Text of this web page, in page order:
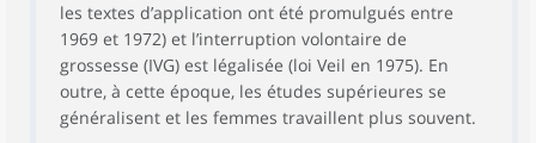
les textes d’application ont été promulgués entre
1969 et 1972) et l’interruption volontaire de
grossesse (IVG) est légalisée (loi Veil en 1975). En
outre, à cette époque, les études supérieures se
généralisent et les femmes travaillent plus souvent.